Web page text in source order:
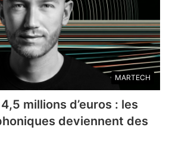
MARTECH
millions d’euros : les
deviennent des